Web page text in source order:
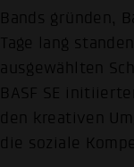
Bands gründen,
Tage lang
ausgewählten
BASF SE
den kreativen
die soziale